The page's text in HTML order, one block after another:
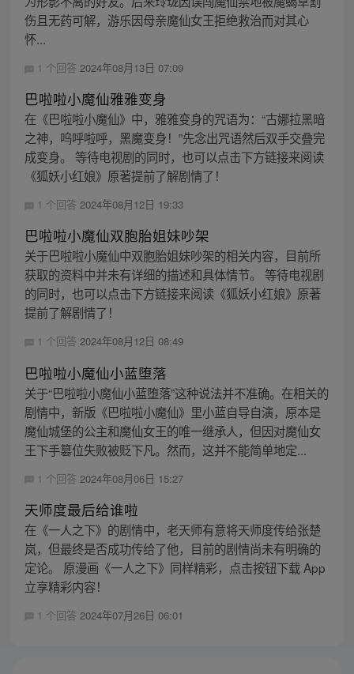
伤且无药可解，游乐因母亲魔仙女王拒绝救治而对其心
怀...
1 个回答 2024年08月13日 07:09
巴啦啦小魔仙雅雅变身
在《巴啦啦小魔仙》中，雅雅变身的咒语为：“古娜拉黑暗
之神，呜呼啦呼，黑魔变身！”先念出咒语然后双手交叠完
成变身。 等待电视剧的同时，也可以点击下方链接来阅读
《狐妖小红娘》原著提前了解剧情了！
1 个回答 2024年08月12日 19:33
巴啦啦小魔仙双胞胎姐妹吵架
关于巴啦啦小魔仙中双胞胎姐妹吵架的相关内容，目前所
获取的资料中并未有详细的描述和具体情节。 等待电视剧
的同时，也可以点击下方链接来阅读《狐妖小红娘》原著
提前了解剧情了！
1 个回答 2024年08月12日 08:49
巴啦啦小魔仙小蓝堕落
关于“巴啦啦小魔仙小蓝堕落”这种说法并不准确。在相关的
剧情中，新版《巴啦啦小魔仙》里小蓝自导自演，原本是
魔仙城堡的公主和魔仙女王的唯一继承人，但因对魔仙女
王下手篡位失败被贬下凡。然而，这并不能简单地定...
1 个回答 2024年08月06日 15:27
天师度最后给谁啦
在《一人之下》的剧情中，老天师有意将天师度传给张楚
岚，但最终是否成功传给了他，目前的剧情尚未有明确的
定论。 原漫画《一人之下》同样精彩，点击按钮下载 App
立享精彩内容！
1 个回答 2024年07月26日 06:01